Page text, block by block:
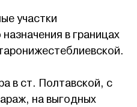
участки
в границах
в ст. Полтавской, с
на выгодных